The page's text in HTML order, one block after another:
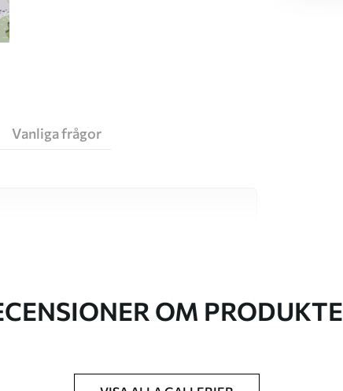
Vanliga frågor
OM